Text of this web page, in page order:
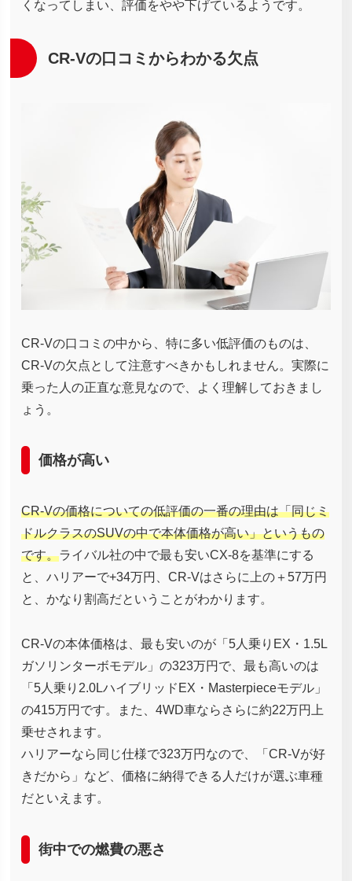
くなってしまい、評価をやや下げているようです。
CR-Vの口コミからわかる欠点
CR-Vの口コミの中から、特に多い低評価のものは、
CR-Vの欠点として注意すべきかもしれません。実際に
乗った人の正直な意見なので、よく理解しておきまし
ょう。
価格が高い
CR-Vの価格についての低評価の一番の理由は「同じミ
ドルクラスのSUVの中で本体価格が高い」というもの
です。ライバル社の中で最も安いCX-8を基準にする
と、ハリアーで+34万円、CR-Vはさらに上の＋57万円
と、かなり割高だということがわかります。
CR-Vの本体価格は、最も安いのが「5人乗りEX・1.5L
ガソリンターボモデル」の323万円で、最も高いのは
「5人乗り2.0LハイブリッドEX・Masterpieceモデル」
の415万円です。また、4WD車ならさらに約22万円上
乗せされます。
ハリアーなら同じ仕様で323万円なので、「CR-Vが好
きだから」など、価格に納得できる人だけが選ぶ車種
だといえます。
街中での燃費の悪さ